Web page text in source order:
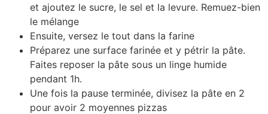
et ajoutez le sucre, le sel et la levure. Remuez-bien
le mélange
Ensuite, versez le tout dans la farine
Préparez une surface farinée et y pétrir la pâte.
Faites reposer la pâte sous un linge humide
pendant 1h.
Une fois la pause terminée, divisez la pâte en 2
pour avoir 2 moyennes pizzas